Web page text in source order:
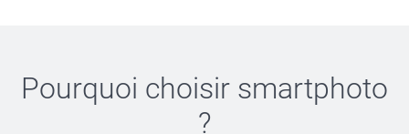
Pourquoi choisir smartphoto
?